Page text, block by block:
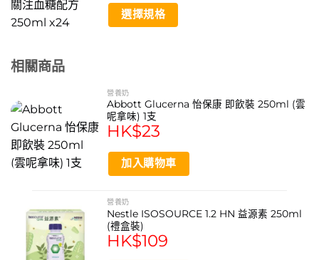
product
page
options
may
the
product
page
選擇規格
variants.
The
options
may
be
chosen
the
product
page
相關商品
營養奶
Abbott Glucerna 怡保康 即飲裝 250ml (雲
呢拿味) 1支
HK$23
加入購物車
營養奶
Nestle ISOSOURCE 1.2 HN 益源素 250ml
(禮盒裝)
HK$109